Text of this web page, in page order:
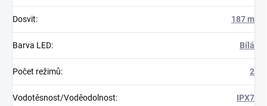
Dosvit: 187 m
Barva LED: Bílá
Počet režimů: 2
Vodotěsnost/Voděodolnost: IPX7